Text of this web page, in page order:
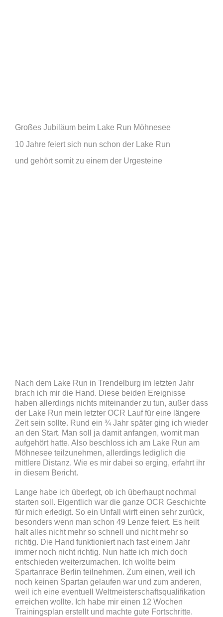
Großes Jubiläum beim Lake Run Möhnesee
10 Jahre feiert sich nun schon der Lake Run
und gehört somit zu einem der Urgesteine
Nach dem Lake Run in Trendelburg im letzten Jahr
brach ich mir die Hand. Diese beiden Ereignisse
haben allerdings nichts miteinander zu tun, außer dass
der Lake Run mein letzter OCR Lauf für eine längere
Zeit sein sollte. Rund ein ¾ Jahr später ging ich wieder
an den Start. Man soll ja damit anfangen, womit man
aufgehört hatte. Also beschloss ich am Lake Run am
Möhnesee teilzunehmen, allerdings lediglich die
mittlere Distanz. Wie es mir dabei so erging, erfahrt ihr
in diesem Bericht.
Lange habe ich überlegt, ob ich überhaupt nochmal
starten soll. Eigentlich war die ganze OCR Geschichte
für mich erledigt. So ein Unfall wirft einen sehr zurück,
besonders wenn man schon 49 Lenze feiert. Es heilt
halt alles nicht mehr so schnell und nicht mehr so
richtig. Die Hand funktioniert nach fast einem Jahr
immer noch nicht richtig. Nun hatte ich mich doch
entschieden weiterzumachen. Ich wollte beim
Spartanrace Berlin teilnehmen. Zum einen, weil ich
noch keinen Spartan gelaufen war und zum anderen,
weil ich eine eventuell Weltmeisterschaftsqualifikation
erreichen wollte. Ich habe mir einen 12 Wochen
Trainingsplan erstellt und machte gute Fortschritte.